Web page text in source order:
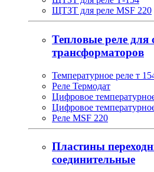
ЩТЗТ для реле MSF 220
Тепловые реле для
трансформаторов
Температурное реле т
Реле Термодат
Цифровое
Цифровое
Реле MSF 220
Пластины
соединительные